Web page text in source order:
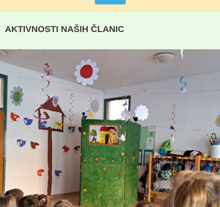
AKTIVNOSTI NAŠIH ČLANIC